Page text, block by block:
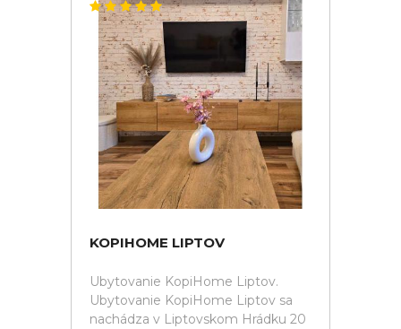
KOPIHOME LIPTOV
Ubytovanie KopiHome Liptov.
Ubytovanie KopiHome Liptov sa
nachádza v Liptovskom Hrádku 20